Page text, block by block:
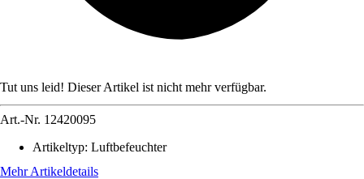
Tut uns leid! Dieser Artikel ist nicht mehr verfügbar.
Art.-Nr. 12420095
Artikeltyp: Luftbefeuchter
Mehr Artikeldetails